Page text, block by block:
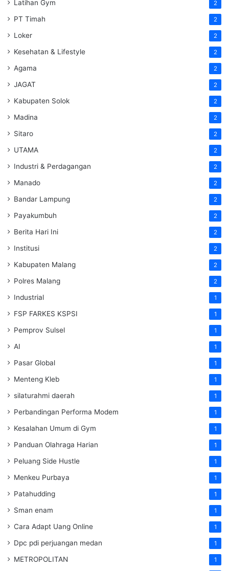
Latihan Gym 2
PT Timah 2
Loker 2
Kesehatan & Lifestyle 2
Agama 2
JAGAT 2
Kabupaten Solok 2
Madina 2
Sitaro 2
UTAMA 2
Industri & Perdagangan 2
Manado 2
Bandar Lampung 2
Payakumbuh 2
Berita Hari Ini 2
Institusi 2
Kabupaten Malang 2
Polres Malang 2
Industrial 1
FSP FARKES KSPSI 1
Pemprov Sulsel 1
AI 1
Pasar Global 1
Menteng Kleb 1
silaturahmi daerah 1
Perbandingan Performa Modem 1
Kesalahan Umum di Gym 1
Panduan Olahraga Harian 1
Peluang Side Hustle 1
Menkeu Purbaya 1
Patahudding 1
Sman enam 1
Cara Adapt Uang Online 1
Dpc pdi perjuangan medan 1
METROPOLITAN 1